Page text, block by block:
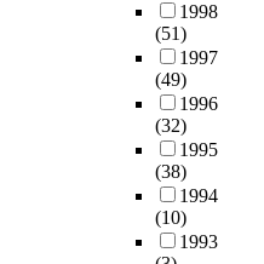
1998
(51)
1997
(49)
1996
(32)
1995
(38)
1994
(10)
1993